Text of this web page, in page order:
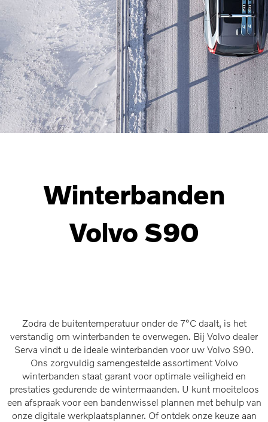
Winterbanden
Volvo S90
Zodra de buitentemperatuur onder de 7°C daalt, is het
verstandig om winterbanden te overwegen. Bij Volvo dealer
Serva vindt u de ideale winterbanden voor uw Volvo S90.
Ons zorgvuldig samengestelde assortiment Volvo
winterbanden staat garant voor optimale veiligheid en
prestaties gedurende de wintermaanden. U kunt moeiteloos
een afspraak voor een bandenwissel plannen met behulp van
onze digitale werkplaatsplanner. Of ontdek onze keuze aan